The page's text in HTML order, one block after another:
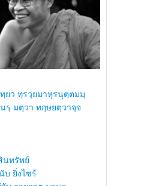
ทฺยว ทฺรวฺยมาหุรนุตฺตมมฺ
รฺ มตฺวา ทกฺษยตฺวาจฺจ
นทรัพย์
บ ยิ่งไซร้